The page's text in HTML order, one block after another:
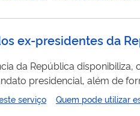
ex-presidentes da
da República
presidencial, além de
da República ao
interessados em
serviço Quem pode utilizar